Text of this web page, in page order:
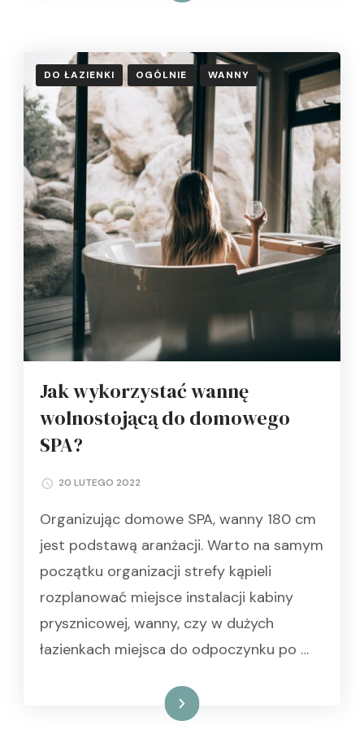
DO ŁAZIENKI OGÓLNIE WANNY
Jak wykorzystać wannę
wolnostojącą do domowego
SPA?
20 LUTEGO 2022
Organizując domowe SPA, wanny 180 cm
jest podstawą aranżacji. Warto na samym
początku organizacji strefy kąpieli
rozplanować miejsce instalacji kabiny
prysznicowej, wanny, czy w dużych
łazienkach miejsca do odpoczynku po …
Czytaj dalej